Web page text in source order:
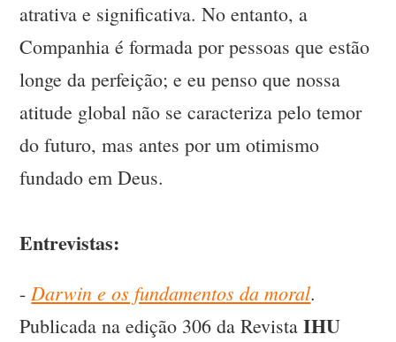
atrativa e significativa. No entanto, a
Companhia é formada por pessoas que estão
longe da perfeição; e eu penso que nossa
atitude global não se caracteriza pelo temor
do futuro, mas antes por um otimismo
fundado em Deus.
Entrevistas:
-Darwin e os fundamentos da moral.
Publicada na edição 306 da RevistaIHU